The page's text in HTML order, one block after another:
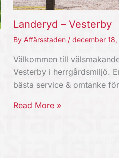
Landeryd – Vesterby
By Affärsstaden / december
Välkommen till
Vesterby i herrgårdsmiljö.
bästa service & omtanke
Read More »